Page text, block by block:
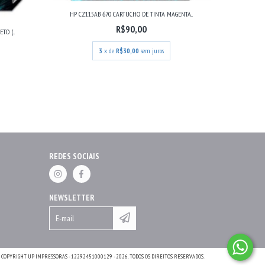
(...
HP CZ115AB 670 CARTUCHO DE TINTA MAGENTA...
R$90,00
3 x deR$30,00 sem juros
REDES SOCIAIS
NEWSLETTER
COPYRIGHT UP IMPRESSORAS - 12292451000129 - 2026. TODOS OS DIREITOS RESERVADOS.